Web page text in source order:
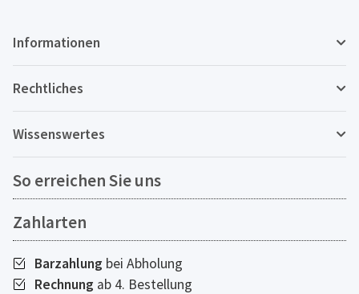
Informationen
Rechtliches
Wissenswertes
So erreichen Sie uns
Zahlarten
Barzahlung bei Abholung
Rechnung ab 4. Bestellung